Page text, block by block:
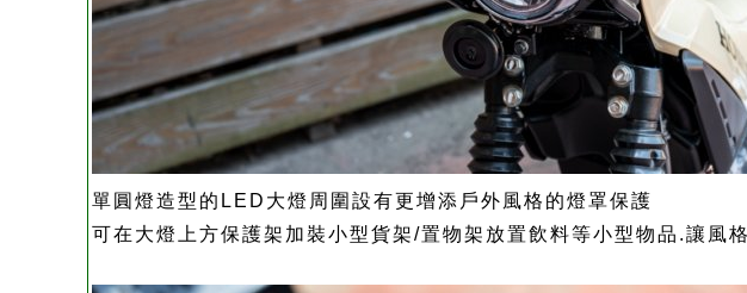
單圓燈造型的LED大燈周圍設有更增添戶外風格的燈罩保護
可在大燈上方保護架加裝小型貨架/置物架放置飲料等小型物品.讓風